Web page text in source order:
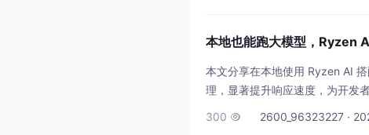
本地也能跑大模型，Ryzen
本文分享在本地使用 Ryzen AI
理，显著提升响应速度，为开发
300  2600_96323227 ·